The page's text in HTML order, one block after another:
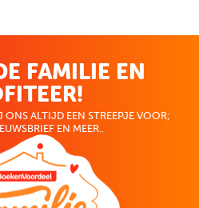
FAMILIE EN
ONS ALTIJD EEN STREEPJE VOOR;
EN MEER..